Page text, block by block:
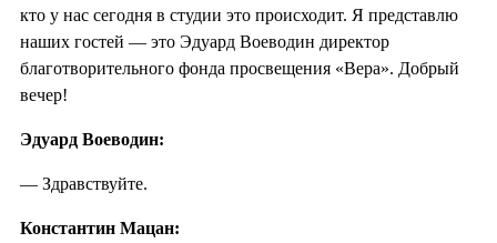
кто у нас сегодня в студии это происходит. Я представлю
наших гостей — это Эдуард Воеводин директор
благотворительного фонда просвещения «Вера». Добрый
вечер!
Эдуард Воеводин:
— Здравствуйте.
Константин Мацан: